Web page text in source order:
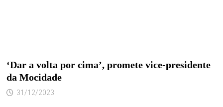
‘Dar a volta por cima’, promete vice-presidente
da Mocidade
31/12/2023